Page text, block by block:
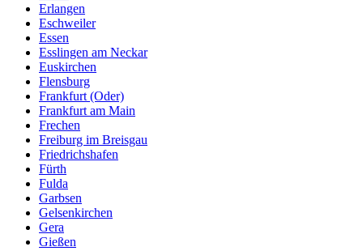
Erlangen
Eschweiler
Essen
Esslingen am Neckar
Euskirchen
Flensburg
Frankfurt (Oder)
Frankfurt am Main
Frechen
Freiburg im Breisgau
Friedrichshafen
Fürth
Fulda
Garbsen
Gelsenkirchen
Gera
Gießen